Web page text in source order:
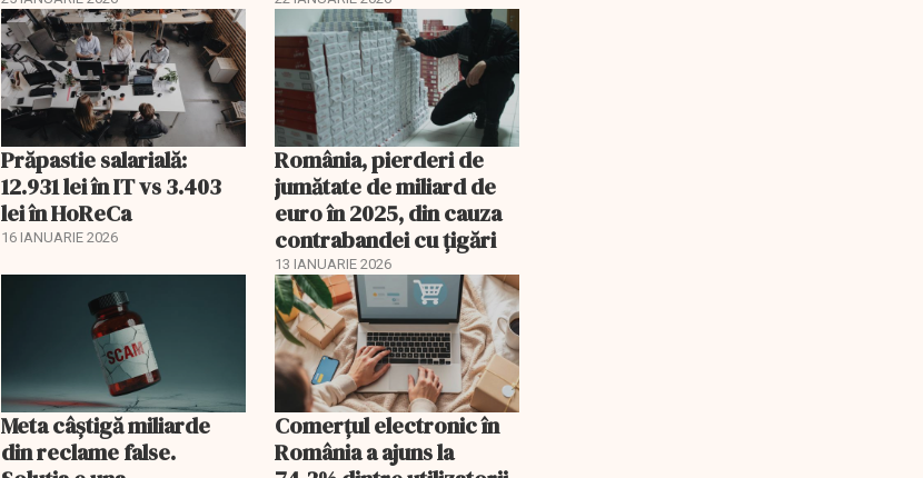
Prăpastie salarială:
12.931 lei în IT vs 3.403
lei în HoReCa
16 IANUARIE 2026
România, pierderi de
jumătate de miliard de
euro în 2025, din cauza
contrabandei cu ţigări
13 IANUARIE 2026
Meta câștigă miliarde
din reclame false.
Comerțul electronic în
România a ajuns la